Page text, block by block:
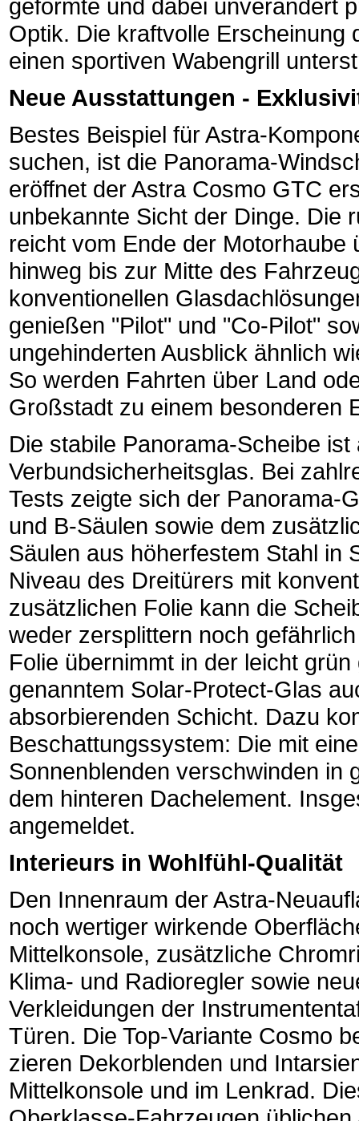
geformte und dabei unverändert
Optik. Die kraftvolle Erscheinung
einen sportiven Wabengrill
Neue Ausstattungen -
Bestes Beispiel für Astra-
suchen, ist die Panorama-
eröffnet der Astra Cosmo GTC
unbekannte Sicht der Dinge. Die
reicht vom Ende der
hinweg bis zur Mitte des
konventionellen
genießen "Pilot" und "Co-Pilot"
ungehinderten Ausblick ähnlich
So werden Fahrten über Land
Großstadt zu einem besonderen
Die stabile Panorama-Scheibe
Verbundsicherheitsglas. Bei
Tests zeigte sich der Panorama-
und B-Säulen sowie dem
Säulen aus höherfestem Stahl in
Niveau des Dreitürers mit
zusätzlichen Folie kann die
weder zersplittern noch
Folie übernimmt in der leicht
genanntem Solar-Protect-Glas
absorbierenden Schicht. Dazu
Beschattungssystem: Die mit
Sonnenblenden verschwinden in
dem hinteren Dachelement.
angemeldet.
Interieurs in Wohlfühl-Qualität
Den Innenraum der Astra-
noch wertiger wirkende
Mittelkonsole, zusätzliche
Klima- und Radioregler sowie
Verkleidungen der
Türen. Die Top-Variante Cosmo
zieren Dekorblenden und
Mittelkonsole und im Lenkrad.